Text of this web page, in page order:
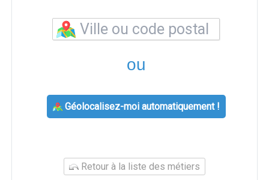
ou
Géolocalisez-moi automatiquement !
Retour à la liste des métiers